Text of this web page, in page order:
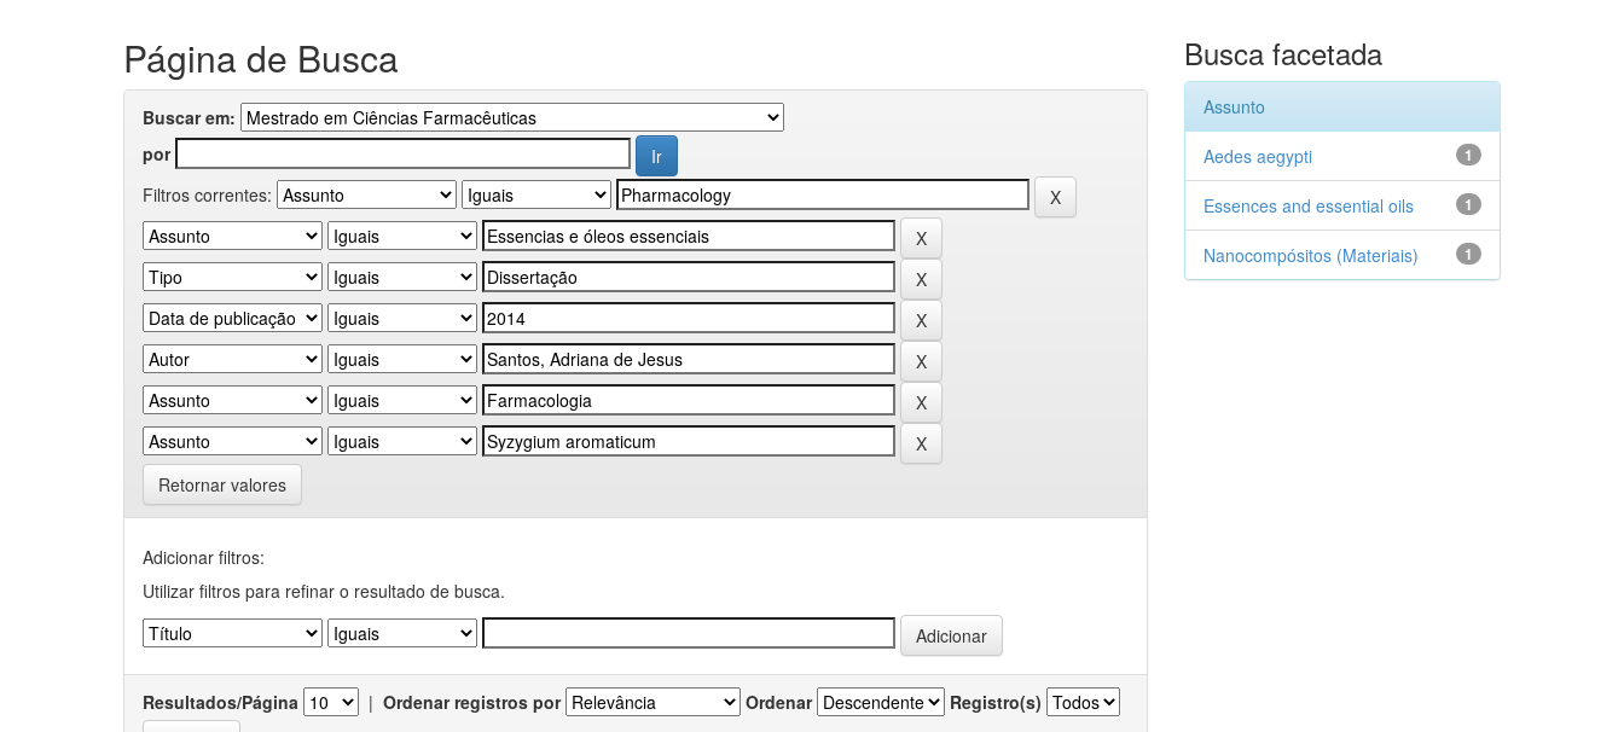
Página de Busca
Buscar em:
por
Filtros correntes:
Retornar valores
Adicionar filtros:
Utilizar filtros para refinar o resultado de busca.
Resultados/Página | Ordenar registros por Ordenar Registro(s)
Busca facetada
Assunto
1
Aedes aegypti
1
Essences and essential oils
1
Nanocompósitos (Materiais)